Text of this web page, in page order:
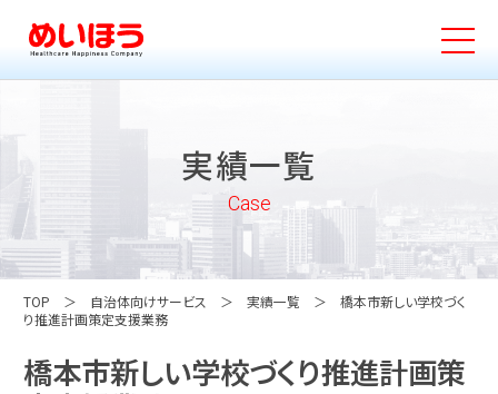
実績一覧
Case
TOP 自治体向けサービス 実績一覧
橋本市新しい学校づく
り推進計画策定支援業務
橋本市新しい学校づくり推進計画策